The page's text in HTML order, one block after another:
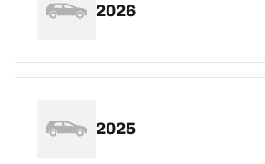
2026
2025